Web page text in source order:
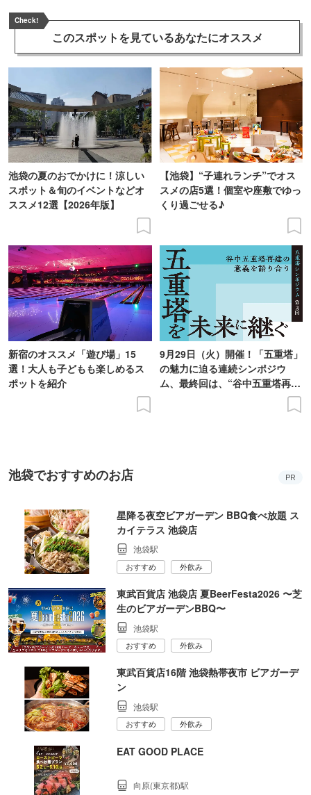
Check!
このスポットを見ているあなたにオススメ
池袋の夏のおでかけに！涼しい
スポット＆旬のイベントなどオ
ススメ12選【2026年版】
【池袋】“子連れランチ”でオス
スメの店5選！個室や座敷でゆっ
くり過ごせる♪
新宿のオススメ「遊び場」15
選！大人も子どもも楽しめるス
ポットを紹介
9月29日（火）開催！「五重塔」
の魅力に迫る連続シンポジウ
ム、最終回は、“谷中五重塔再建
池袋でおすすめのお店 PR
星降る夜空ビアガーデン BBQ食べ放題 ス
カイテラス 池袋店
池袋駅
おすすめ 外飲み
東武百貨店 池袋店 夏BeerFesta2026 〜芝
生のビアガーデンBBQ〜
池袋駅
おすすめ 外飲み
東武百貨店16階 池袋熱帯夜市 ビアガーデ
ン
池袋駅
おすすめ 外飲み
EAT GOOD PLACE
向原(東京都)駅